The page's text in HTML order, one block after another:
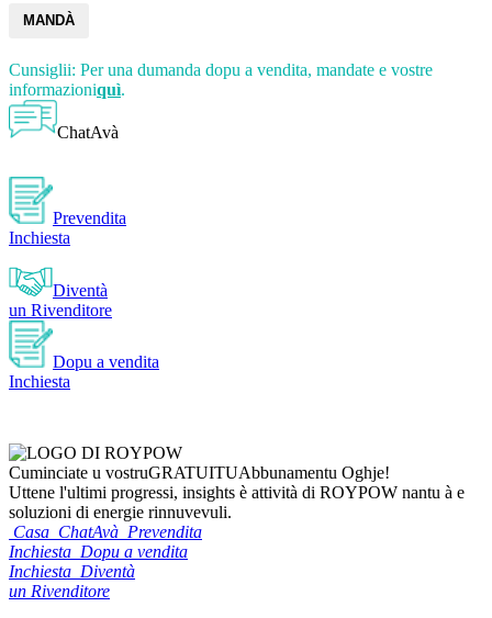
MANDÀ
Cunsiglii: Per una dumanda dopu a vendita, mandate e vostre
informazioniquì.
ChatAvà
Prevendita
Inchiesta
Diventà
un Rivenditore
Dopu a vendita
Inchiesta
Cuminciate u vostruGRATUITUAbbunamentu Oghje!
Uttene l'ultimi progressi, insights è attività di ROYPOW nantu à e
soluzioni di energie rinnuvevuli.
Casa ChatAvà Prevendita
Inchiesta Dopu a vendita
Inchiesta Diventà
un Rivenditore